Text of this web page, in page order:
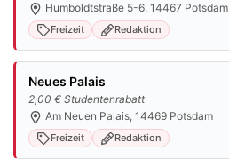
Humboldtstraße 5-6, 14467 Potsdam
Freizeit Redaktion
Neues Palais
2,00 € Studentenrabatt
Am Neuen Palais, 14469 Potsdam
Freizeit Redaktion